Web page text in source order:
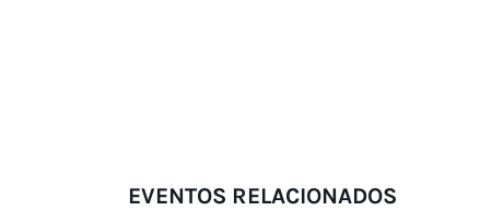
EVENTOS RELACIONADOS